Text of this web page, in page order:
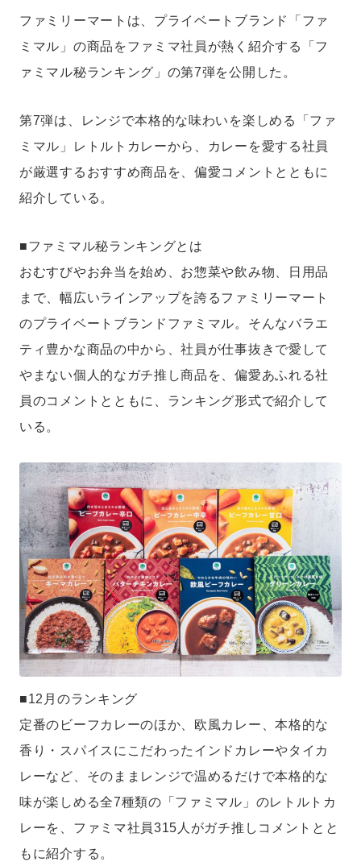
ファミリーマートは、プライベートブランド「ファ
ミマル」の商品をファミマ社員が熱く紹介する「フ
ァミマル秘ランキング」の第7弾を公開した。
第7弾は、レンジで本格的な味わいを楽しめる「ファ
ミマル」レトルトカレーから、カレーを愛する社員
が厳選するおすすめ商品を、偏愛コメントとともに
紹介している。
■ファミマル秘ランキングとは
おむすびやお弁当を始め、お惣菜や飲み物、日用品
まで、幅広いラインアップを誇るファミリーマート
のプライベートブランドファミマル。そんなバラエ
ティ豊かな商品の中から、社員が仕事抜きで愛して
やまない個人的なガチ推し商品を、偏愛あふれる社
員のコメントとともに、ランキング形式で紹介して
いる。
■12月のランキング
定番のビーフカレーのほか、欧風カレー、本格的な
香り・スパイスにこだわったインドカレーやタイカ
レーなど、そのままレンジで温めるだけで本格的な
味が楽しめる全7種類の「ファミマル」のレトルトカ
レーを、ファミマ社員315人がガチ推しコメントとと
もに紹介する。